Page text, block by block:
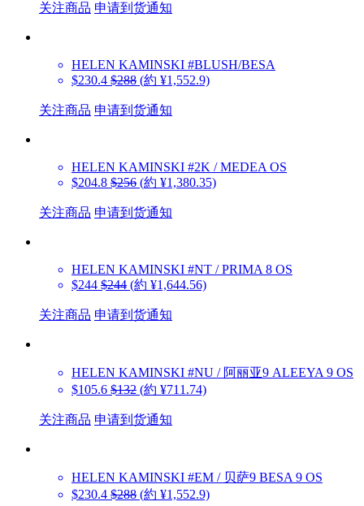
关注商品 申请到货通知
HELEN KAMINSKI #BLUSH/BESA
$230.4 $288 (約 ¥1,552.9)
关注商品 申请到货通知
HELEN KAMINSKI #2K / MEDEA OS
$204.8 $256 (約 ¥1,380.35)
关注商品 申请到货通知
HELEN KAMINSKI #NT / PRIMA 8 OS
$244 $244 (約 ¥1,644.56)
关注商品 申请到货通知
HELEN KAMINSKI #NU / 阿丽亚9 ALEEYA 9 OS
$105.6 $132 (約 ¥711.74)
关注商品 申请到货通知
HELEN KAMINSKI #EM / 贝萨9 BESA 9 OS
$230.4 $288 (約 ¥1,552.9)